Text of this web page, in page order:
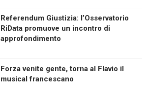
Referendum Giustizia: l’Osservatorio
RiData promuove un incontro di
approfondimento
Forza venite gente, torna al Flavio il
musical francescano